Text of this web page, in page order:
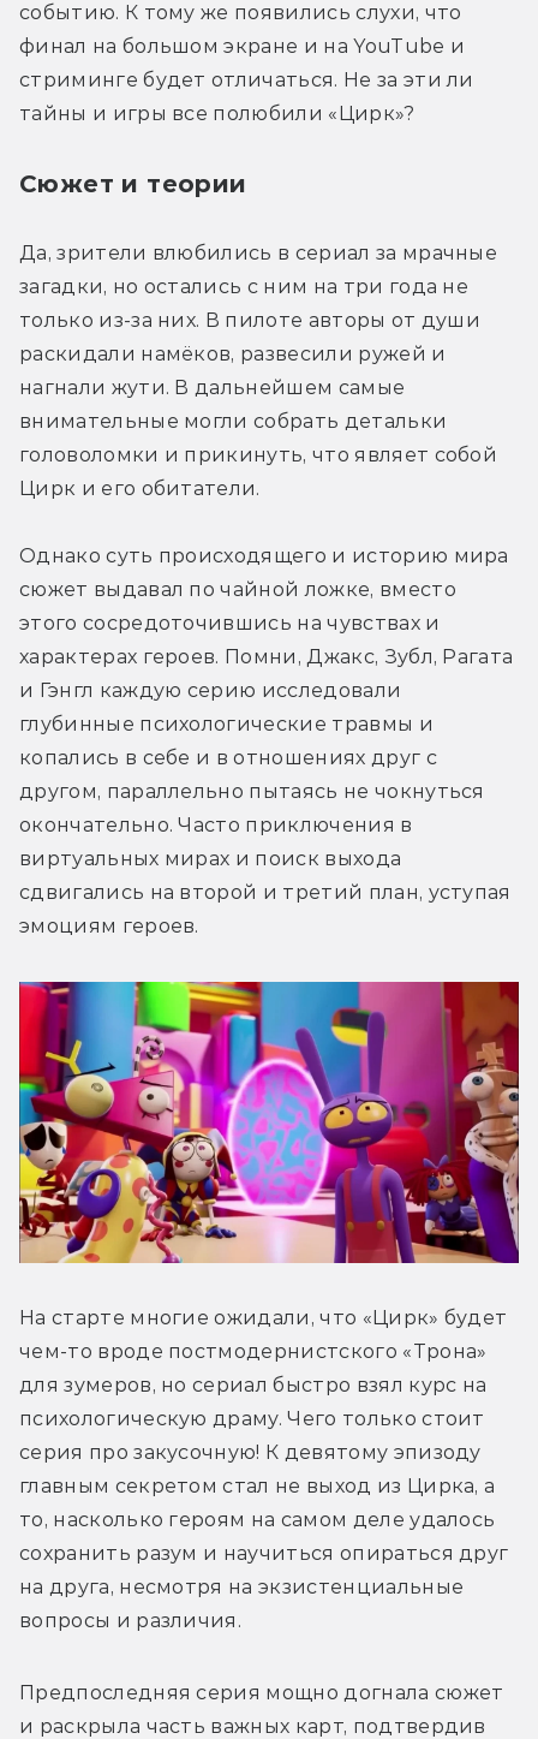
событию. К тому же появились слухи, что
финал на большом экране и на YouTube и
стриминге будет отличаться. Не за эти ли
тайны и игры все полюбили «Цирк»?
Сюжет и теории
Да, зрители влюбились в сериал за мрачные
загадки, но остались с ним на три года не
только из-за них. В пилоте авторы от души
раскидали намёков, развесили ружей и
нагнали жути. В дальнейшем самые
внимательные могли собрать детальки
головоломки и прикинуть, что являет собой
Цирк и его обитатели.
Однако суть происходящего и историю мира
сюжет выдавал по чайной ложке, вместо
этого сосредоточившись на чувствах и
характерах героев. Помни, Джакс, Зубл, Рагата
и Гэнгл каждую серию исследовали
глубинные психологические травмы и
копались в себе и в отношениях друг с
другом, параллельно пытаясь не чокнуться
окончательно. Часто приключения в
виртуальных мирах и поиск выхода
сдвигались на второй и третий план, уступая
эмоциям героев.
На старте многие ожидали, что «Цирк» будет
чем-то вроде постмодернистского «Трона»
для зумеров, но сериал быстро взял курс на
психологическую драму. Чего только стоит
серия про закусочную! К девятому эпизоду
главным секретом стал не выход из Цирка, а
то, насколько героям на самом деле удалось
сохранить разум и научиться опираться друг
на друга, несмотря на экзистенциальные
вопросы и различия.
Предпоследняя серия мощно догнала сюжет
и раскрыла часть важных карт, подтвердив